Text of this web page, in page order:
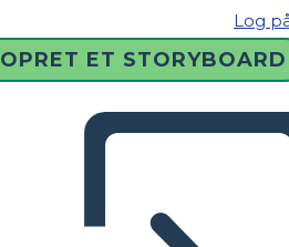
Log
OPRET ET STORYBOARD